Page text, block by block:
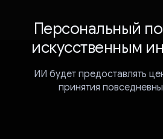
Персональный
искусственным
ИИ будет предоставлять
принятия